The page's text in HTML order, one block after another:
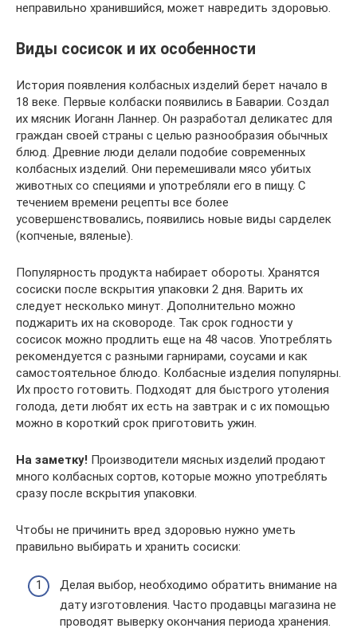
неправильно хранившийся, может навредить здоровью.
Виды сосисок и их особенности
История появления колбасных изделий берет начало в
18 веке. Первые колбаски появились в Баварии. Создал
их мясник Иоганн Ланнер. Он разработал деликатес для
граждан своей страны с целью разнообразия обычных
блюд. Древние люди делали подобие современных
колбасных изделий. Они перемешивали мясо убитых
животных со специями и употребляли его в пищу. С
течением времени рецепты все более
усовершенствовались, появились новые виды сарделек
(копченые, вяленые).
Популярность продукта набирает обороты. Хранятся
сосиски после вскрытия упаковки 2 дня. Варить их
следует несколько минут. Дополнительно можно
поджарить их на сковороде. Так срок годности у
сосисок можно продлить еще на 48 часов. Употреблять
рекомендуется с разными гарнирами, соусами и как
самостоятельное блюдо. Колбасные изделия популярны.
Их просто готовить. Подходят для быстрого утоления
голода, дети любят их есть на завтрак и с их помощью
можно в короткий срок приготовить ужин.
На заметку! Производители мясных изделий продают
много колбасных сортов, которые можно употреблять
сразу после вскрытия упаковки.
Чтобы не причинить вред здоровью нужно уметь
правильно выбирать и хранить сосиски:
Делая выбор, необходимо обратить внимание на
дату изготовления. Часто продавцы магазина не
проводят выверку окончания периода хранения.